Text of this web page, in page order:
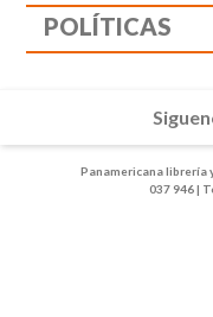
POLÍTICAS
Panamericana librería
037 946 |